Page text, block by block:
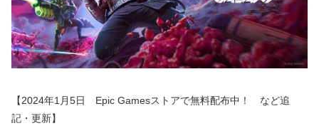
【2024年1月5日 Epic Gamesストアで無料配布中！ など追
記・更新】